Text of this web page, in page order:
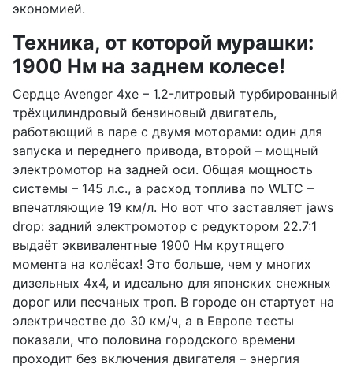
экономией.
Техника, от которой мурашки:
1900 Нм на заднем колесе!
Сердце Avenger 4xe – 1.2-литровый турбированный
трёхцилиндровый бензиновый двигатель,
работающий в паре с двумя моторами: один для
запуска и переднего привода, второй – мощный
электромотор на задней оси. Общая мощность
системы – 145 л.с., а расход топлива по WLTC –
впечатляющие 19 км/л. Но вот что заставляет jaws
drop: задний электромотор с редуктором 22.7:1
выдаёт эквивалентные 1900 Нм крутящего
момента на колёсах! Это больше, чем у многих
дизельных 4x4, и идеально для японских снежных
дорог или песчаных троп. В городе он стартует на
электричестве до 30 км/ч, а в Европе тесты
показали, что половина городского времени
проходит без включения двигателя – энергия